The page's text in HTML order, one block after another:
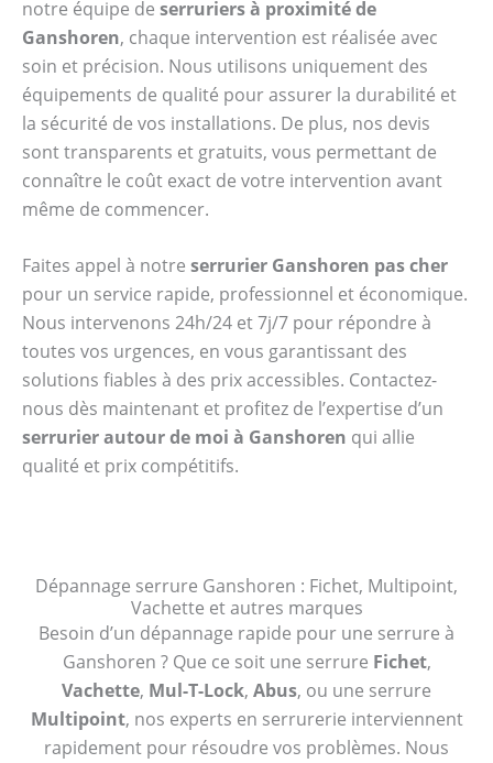
notre équipe de serruriers à proximité de
Ganshoren, chaque intervention est réalisée avec
soin et précision. Nous utilisons uniquement des
équipements de qualité pour assurer la durabilité et
la sécurité de vos installations. De plus, nos devis
sont transparents et gratuits, vous permettant de
connaître le coût exact de votre intervention avant
même de commencer.
Faites appel à notre serrurier Ganshoren pas cher
pour un service rapide, professionnel et économique.
Nous intervenons 24h/24 et 7j/7 pour répondre à
toutes vos urgences, en vous garantissant des
solutions fiables à des prix accessibles. Contactez-
nous dès maintenant et profitez de l’expertise d’un
serrurier autour de moi à Ganshoren qui allie
qualité et prix compétitifs.
Dépannage serrure Ganshoren : Fichet, Multipoint,
Vachette et autres marques
Besoin d’un dépannage rapide pour une serrure à
Ganshoren ? Que ce soit une serrure Fichet,
Vachette, Mul-T-Lock, Abus, ou une serrure
Multipoint, nos experts en serrurerie interviennent
rapidement pour résoudre vos problèmes. Nous